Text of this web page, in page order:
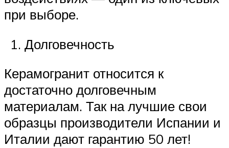
при выборе.
Долговечность
Керамогранит относится к
достаточно долговечным
материалам. Так на лучшие свои
образцы производители Испании и
Италии дают гарантию 50 лет!